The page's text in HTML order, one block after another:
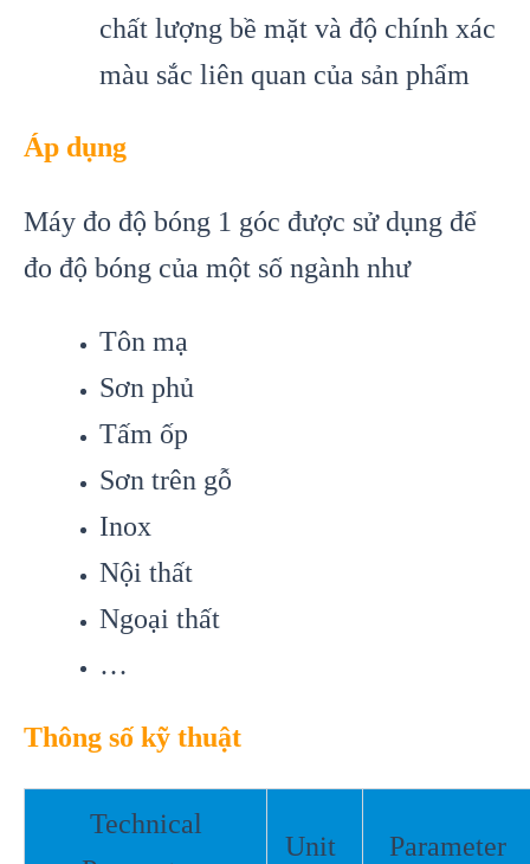
chất lượng bề mặt và độ chính xác
màu sắc liên quan của sản phẩm
Áp dụng
Máy đo độ bóng 1 góc được sử dụng để
đo độ bóng của một số ngành như
Tôn mạ
Sơn phủ
Tấm ốp
Sơn trên gỗ
Inox
Nội thất
Ngoại thất
…
Thông số kỹ thuật
Technical
Unit Parameter